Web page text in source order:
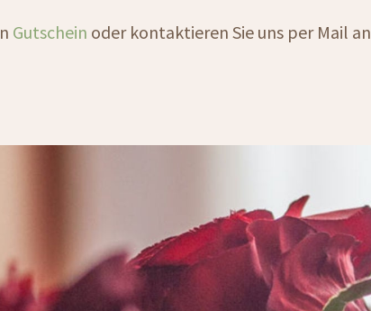
Gutschein oder kontaktieren Sie uns per Mail an